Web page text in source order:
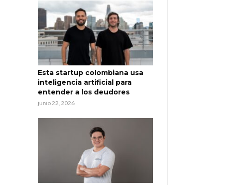
Esta startup colombiana usa
inteligencia artificial para
entender a los deudores
junio 22, 2026